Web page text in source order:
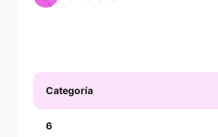
Categoría
6